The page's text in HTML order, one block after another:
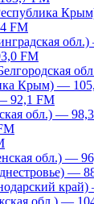
FM
FM
Крым) —
92,1 FM
обл.) —
обл.) —
—
обл.) —